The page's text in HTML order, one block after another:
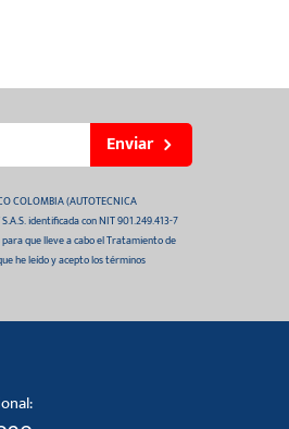
Enviar
COLOMBIA (AUTOTECNICA
identificada con NIT 901.249.413-7
para que lleve a cabo el Tratamiento de
he leído y acepto los términos